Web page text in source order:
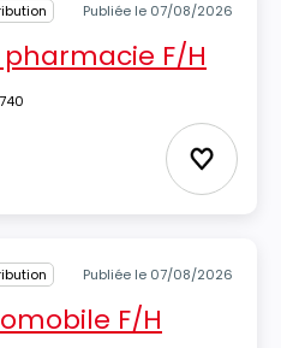
Publiée le 07/08/2026
F/H
Ajouter
Publiée le 07/08/2026
F/H